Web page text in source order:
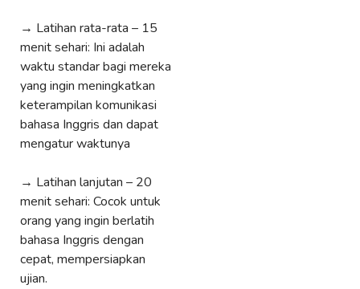
→ Latihan rata-rata – 15
menit sehari: Ini adalah
waktu standar bagi mereka
yang ingin meningkatkan
keterampilan komunikasi
bahasa Inggris dan dapat
mengatur waktunya
→ Latihan lanjutan – 20
menit sehari: Cocok untuk
orang yang ingin berlatih
bahasa Inggris dengan
cepat, mempersiapkan
ujian.